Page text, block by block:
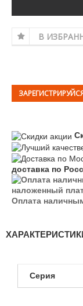
В
доставка по
Оплата
Серия